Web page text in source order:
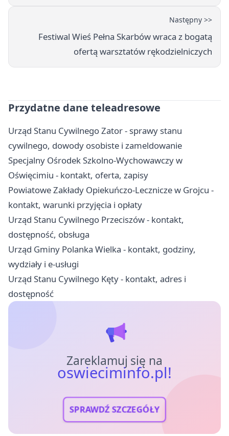
Następny >>
Festiwal Wieś Pełna Skarbów wraca z bogatą
ofertą warsztatów rękodzielniczych
Przydatne dane teleadresowe
Urząd Stanu Cywilnego Zator - sprawy stanu
cywilnego, dowody osobiste i zameldowanie
Specjalny Ośrodek Szkolno-Wychowawczy w
Oświęcimiu - kontakt, oferta, zapisy
Powiatowe Zakłady Opiekuńczo-Lecznicze w Grojcu -
kontakt, warunki przyjęcia i opłaty
Urząd Stanu Cywilnego Przeciszów - kontakt,
dostępność, obsługa
Urząd Gminy Polanka Wielka - kontakt, godziny,
wydziały i e-usługi
Urząd Stanu Cywilnego Kęty - kontakt, adres i
dostępność
Zareklamuj się na
oswieciminfo.pl!
SPRAWDŹ SZCZEGÓŁY